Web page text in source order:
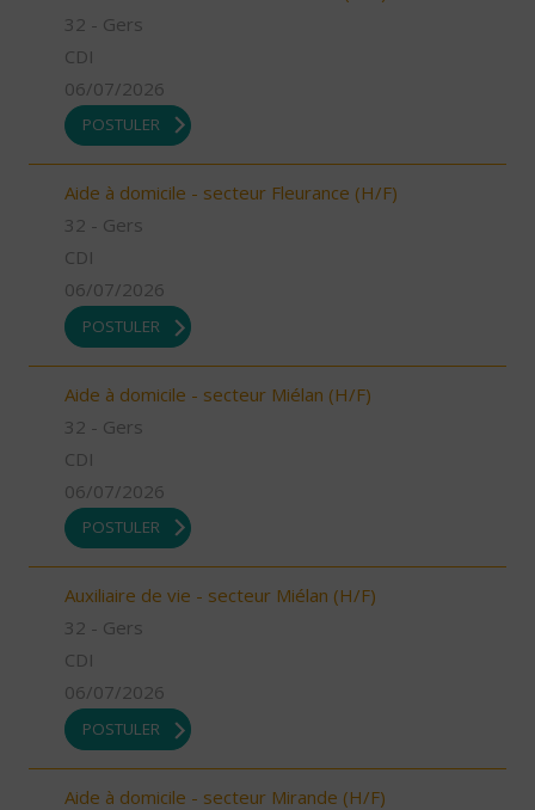
32 - Gers
CDI
06/07/2026
POSTULER
Aide à domicile - secteur Fleurance (H/F)
32 - Gers
CDI
06/07/2026
POSTULER
Aide à domicile - secteur Miélan (H/F)
32 - Gers
CDI
06/07/2026
POSTULER
Auxiliaire de vie - secteur Miélan (H/F)
32 - Gers
CDI
06/07/2026
POSTULER
Aide à domicile - secteur Mirande (H/F)